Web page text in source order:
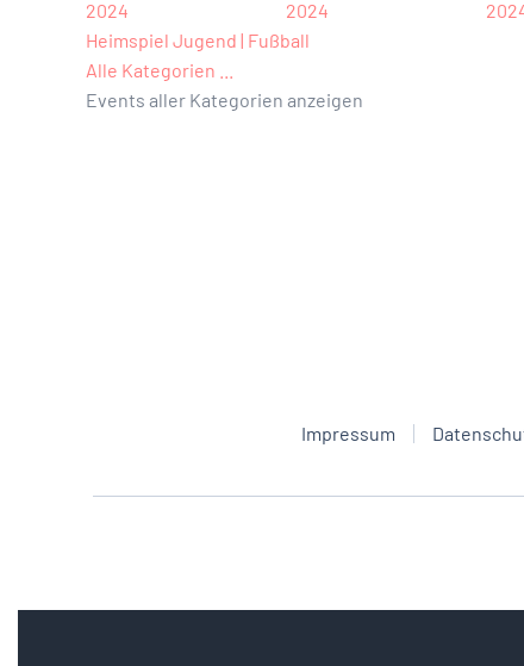
2024
2024
Heimspiel Jugend | Fußball
Alle Kategorien ...
Events aller Kategorien anzeigen
Impressum